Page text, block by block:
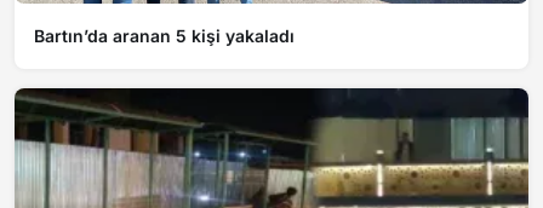
Bartın’da aranan 5 kişi yakaladı